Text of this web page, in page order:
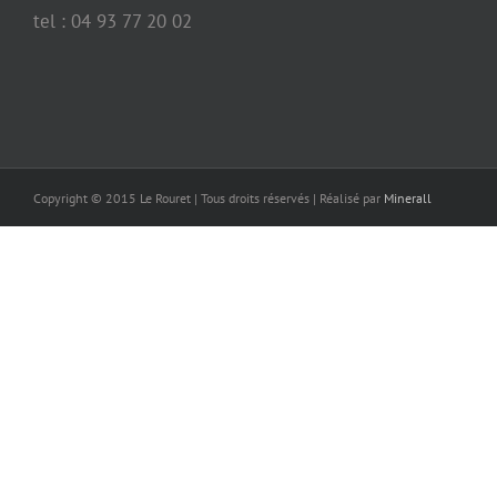
tel : 04 93 77 20 02
Copyright © 2015 Le Rouret | Tous droits réservés | Réalisé par Minerall